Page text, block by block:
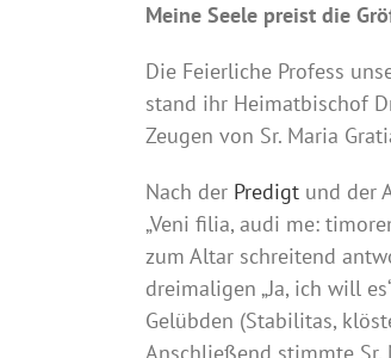
Meine Seele preist die
Die Feierliche Profess
stand ihr Heimatbischof
Zeugen von Sr. Maria
Nach der Predigt und der
„Veni filia, audi me:
zum Altar schreitend
dreimaligen „Ja, ich will
Gelübden (Stabilitas,